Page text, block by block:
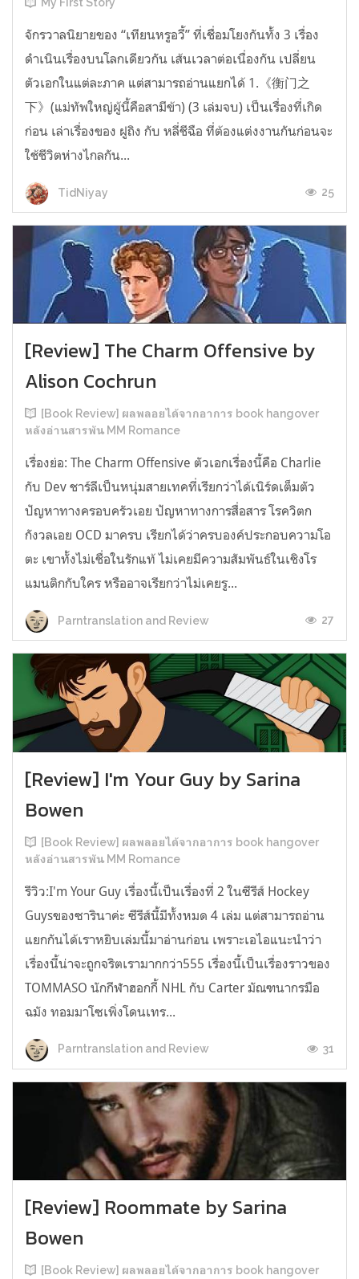
จักรวาลนิยายของ “เทียนหรูอวี้” ที่เชื่อมโยงกันทั้ง 3 เรื่อง
ดำเนินเรื่องบนโลกเดียวกัน เส้นเวลาต่อเนื่องกัน เปลี่ยน
ตัวเอกในแต่ละภาค แต่สามารถอ่านแยกได้ 1.《衡门之
下》(แม่ทัพใหญ่ผู้นี้คือสามีข้า) (3 เล่มจบ) เป็นเรื่องที่เกิด
ก่อน เล่าเรื่องของ ฝูถิง กับ หลี่ชีฉือ ที่ต้องแต่งงานกันก่อนจะ
ใช้ชีวิตห่างไกลกัน...
TidNiyay 25
[Review] The Charm Offensive by
Alison Cochrun
[Book Review] ผลพลอยได้จากอาการ book hangover
หลังอ่านสารพัน MM Romance
เรื่องย่อ: The Charm Offensive ตัวเอกเรื่องนี้คือ Charlie
กับ Dev ชาร์ลีเป็นหนุ่มสายเทคที่เรียกว่าได้เนิร์ดเต็มตัว
ปัญหาทางครอบครัวเอย ปัญหาทางการสื่อสาร โรควิตก
กังวลเอย OCD มาครบ เรียกได้ว่าครบองค์ประกอบความโอ
ตะ เขาทั้งไม่เชื่อในรักแท้ ไม่เคยมีความสัมพันธ์ในเชิงโร
แมนติกกับใคร หรืออาจเรียกว่าไม่เคยรู...
Parntranslation and Review 27
[Review] I'm Your Guy by Sarina
Bowen
[Book Review] ผลพลอยได้จากอาการ book hangover
หลังอ่านสารพัน MM Romance
รีวิว:I'm Your Guy เรื่องนี้เป็นเรื่องที่ 2 ในซีรีส์ Hockey
Guysของซารินาค่ะ ซีรีส์นี้มีทั้งหมด 4 เล่ม แต่สามารถอ่าน
แยกกันได้เราหยิบเล่มนี้มาอ่านก่อน เพราะเอไอแนะนำว่า
เรื่องนี้น่าจะถูกจริตเรามากกว่า555 เรื่องนี้เป็นเรื่องราวของ
TOMMASO นักกีฬาฮอกกี้ NHL กับ Carter มัณฑนากรมือ
ฉมัง ทอมมาโซเพิ่งโดนเทร...
Parntranslation and Review 31
[Review] Roommate by Sarina
Bowen
[Book Review] ผลพลอยได้จากอาการ book hangover